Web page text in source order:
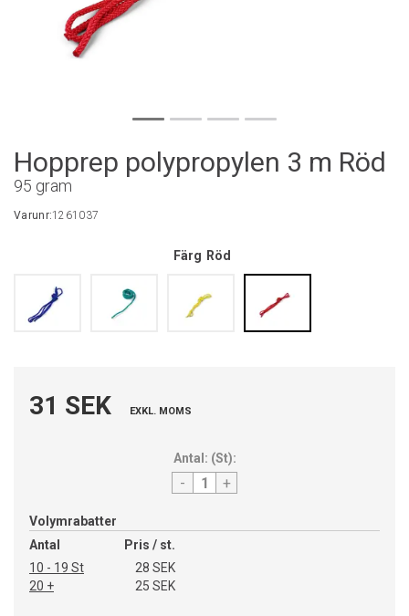
Hopprep polypropylen 3 m Röd
95 gram
Varunr:1261037
Färg Röd
31 SEK EXKL. MOMS
Antal: (St):
- +
Volymrabatter
Antal
Pris / st.
10 - 19 St
28 SEK
20 +
25 SEK